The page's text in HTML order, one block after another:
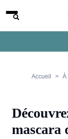
Menu
Accueil À
mascara